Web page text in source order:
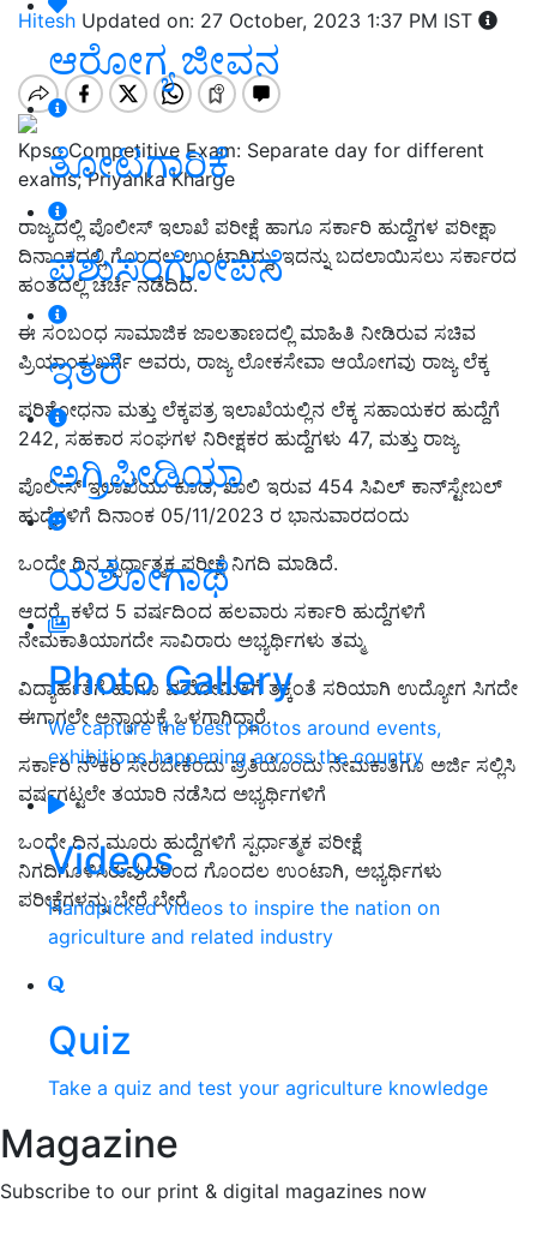
ಆರೋಗ್ಯ ಜೀವನ
ತೋಟಗಾರಿಕೆ
ಪಶುಸಂಗೋಪನೆ
ಇತರೆ
ಅಗ್ರಿಪೀಡಿಯಾ
ಯಶೋಗಾಥೆ
Photo Gallery
We capture the best photos around events,
exhibitions happening across the country
Videos
Handpicked videos to inspire the nation on
agriculture and related industry
Quiz
Take a quiz and test your agriculture knowledge
Magazine
Subscribe to our print & digital magazines now
Hitesh Updated on: 27 October, 2023 1:37 PM IST
Kpsc Competitive Exam: Separate day for different
exams; Priyanka Kharge
ರಾಜ್ಯದಲ್ಲಿ ಪೊಲೀಸ್ ಇಲಾಖೆ ಪರೀಕ್ಷೆ ಹಾಗೂ ಸರ್ಕಾರಿ ಹುದ್ದೆಗಳ ಪರೀಕ್ಷಾ
ದಿನಾಂಕದಲ್ಲಿ ಗೊಂದಲ ಉಂಟಾಗಿದ್ದು, ಇದನ್ನು ಬದಲಾಯಿಸಲು ಸರ್ಕಾರದ
ಹಂತದಲ್ಲಿ ಚರ್ಚೆ ನಡೆದಿದೆ.
ಈ ಸಂಬಂಧ ಸಾಮಾಜಿಕ ಜಾಲತಾಣದಲ್ಲಿ ಮಾಹಿತಿ ನೀಡಿರುವ ಸಚಿವ
ಪ್ರಿಯಾಂಕ ಖರ್ಗೆ ಅವರು, ರಾಜ್ಯ ಲೋಕಸೇವಾ ಆಯೋಗವು ರಾಜ್ಯ ಲೆಕ್ಕ
ಪರಿಶೋಧನಾ ಮತ್ತು ಲೆಕ್ಕಪತ್ರ ಇಲಾಖೆಯಲ್ಲಿನ ಲೆಕ್ಕ ಸಹಾಯಕರ ಹುದ್ದೆಗೆ
242, ಸಹಕಾರ ಸಂಘಗಳ ನಿರೀಕ್ಷಕರ ಹುದ್ದೆಗಳು 47, ಮತ್ತು ರಾಜ್ಯ
ಪೊಲೀಸ್‌ ಇಲಾಖೆಯು ಕೂಡ, ಖಾಲಿ ಇರುವ 454 ಸಿವಿಲ್ ಕಾನ್‌ಸ್ಟೇಬಲ್‌
ಹುದ್ದೆಗಳಿಗೆ ದಿನಾಂಕ 05/11/2023 ರ ಭಾನುವಾರದಂದು
ಒಂದೇ ದಿನ ಸ್ಪರ್ಧಾತ್ಮಕ ಪರೀಕ್ಷೆ ನಿಗದಿ ಮಾಡಿದೆ.
ಆದರೆ, ಕಳೆದ 5 ವರ್ಷದಿಂದ ಹಲವಾರು ಸರ್ಕಾರಿ ಹುದ್ದೆಗಳಿಗೆ
ನೇಮಕಾತಿಯಾಗದೇ ಸಾವಿರಾರು ಅಭ್ಯರ್ಥಿಗಳು ತಮ್ಮ
ವಿದ್ಯಾರ್ಹತೆಗೆ ಹಾಗೂ ವಯೋಮಿತಿಗೆ ತಕ್ಕಂತೆ ಸರಿಯಾಗಿ ಉದ್ಯೋಗ ಸಿಗದೇ
ಈಗಾಗಲೇ ಅನ್ಯಾಯಕ್ಕೆ ಒಳಗಾಗಿದ್ದಾರೆ.
ಸರ್ಕಾರಿ ನೌಕರಿ ಸೇರಬೇಕೆಂದು ಪ್ರತಿಯೊಂದು ನೇಮಕಾತಿಗೂ ಅರ್ಜಿ ಸಲ್ಲಿಸಿ
ವರ್ಷಗಟ್ಟಲೇ ತಯಾರಿ ನಡೆಸಿದ ಅಭ್ಯರ್ಥಿಗಳಿಗೆ
ಒಂದೇ ದಿನ ಮೂರು ಹುದ್ದೆಗಳಿಗೆ ಸ್ಪರ್ಧಾತ್ಮಕ ಪರೀಕ್ಷೆ
ನಿಗದಿಗೊಳಿಸಿರುವುದರಿಂದ ಗೊಂದಲ ಉಂಟಾಗಿ, ಅಭ್ಯರ್ಥಿಗಳು
ಪರೀಕ್ಷೆಗಳನ್ನು ಬೇರೆ ಬೇರೆ